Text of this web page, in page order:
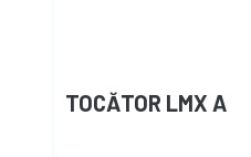
TOCĂTOR LMX A